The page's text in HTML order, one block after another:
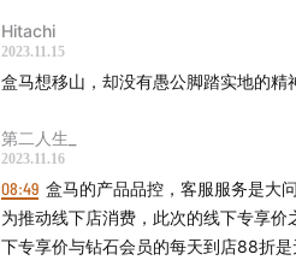
Hitachi
2023.11.15
盒马想移山，却没有愚公脚踏实地的
第二人生_
2023.11.16
08:49 盒马的产品品控，客服服务是大问
为推动线下店消费，此次的线下专享
下专享价与钻石会员的每天到店88折